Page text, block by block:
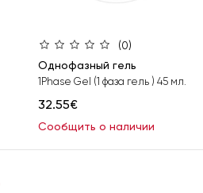
(0)
Однофазный гель
1Phase Gel (1 фаза гель ) 45 мл.
32.55€
Сообщить о наличии